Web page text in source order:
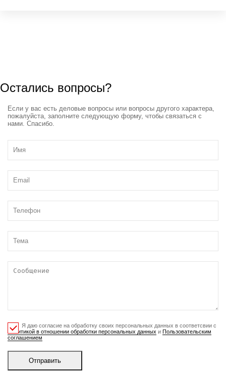
Остались вопросы?
Если у вас есть деловые вопросы или вопросы другого характера,
пожалуйста, заполните следующую форму, чтобы связаться с
нами. Спасибо.
Я даю согласие на обработку своих персональных данных в соответсвии с
Политикой в отношении обработки персональных данных и Пользовательским
соглашением
Отправить